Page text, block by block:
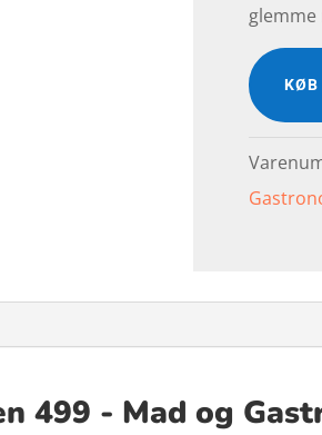
glemme
KØB
499 - Mad og